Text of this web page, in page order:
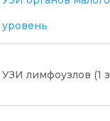
уровень
УЗИ лимфоузлов (1